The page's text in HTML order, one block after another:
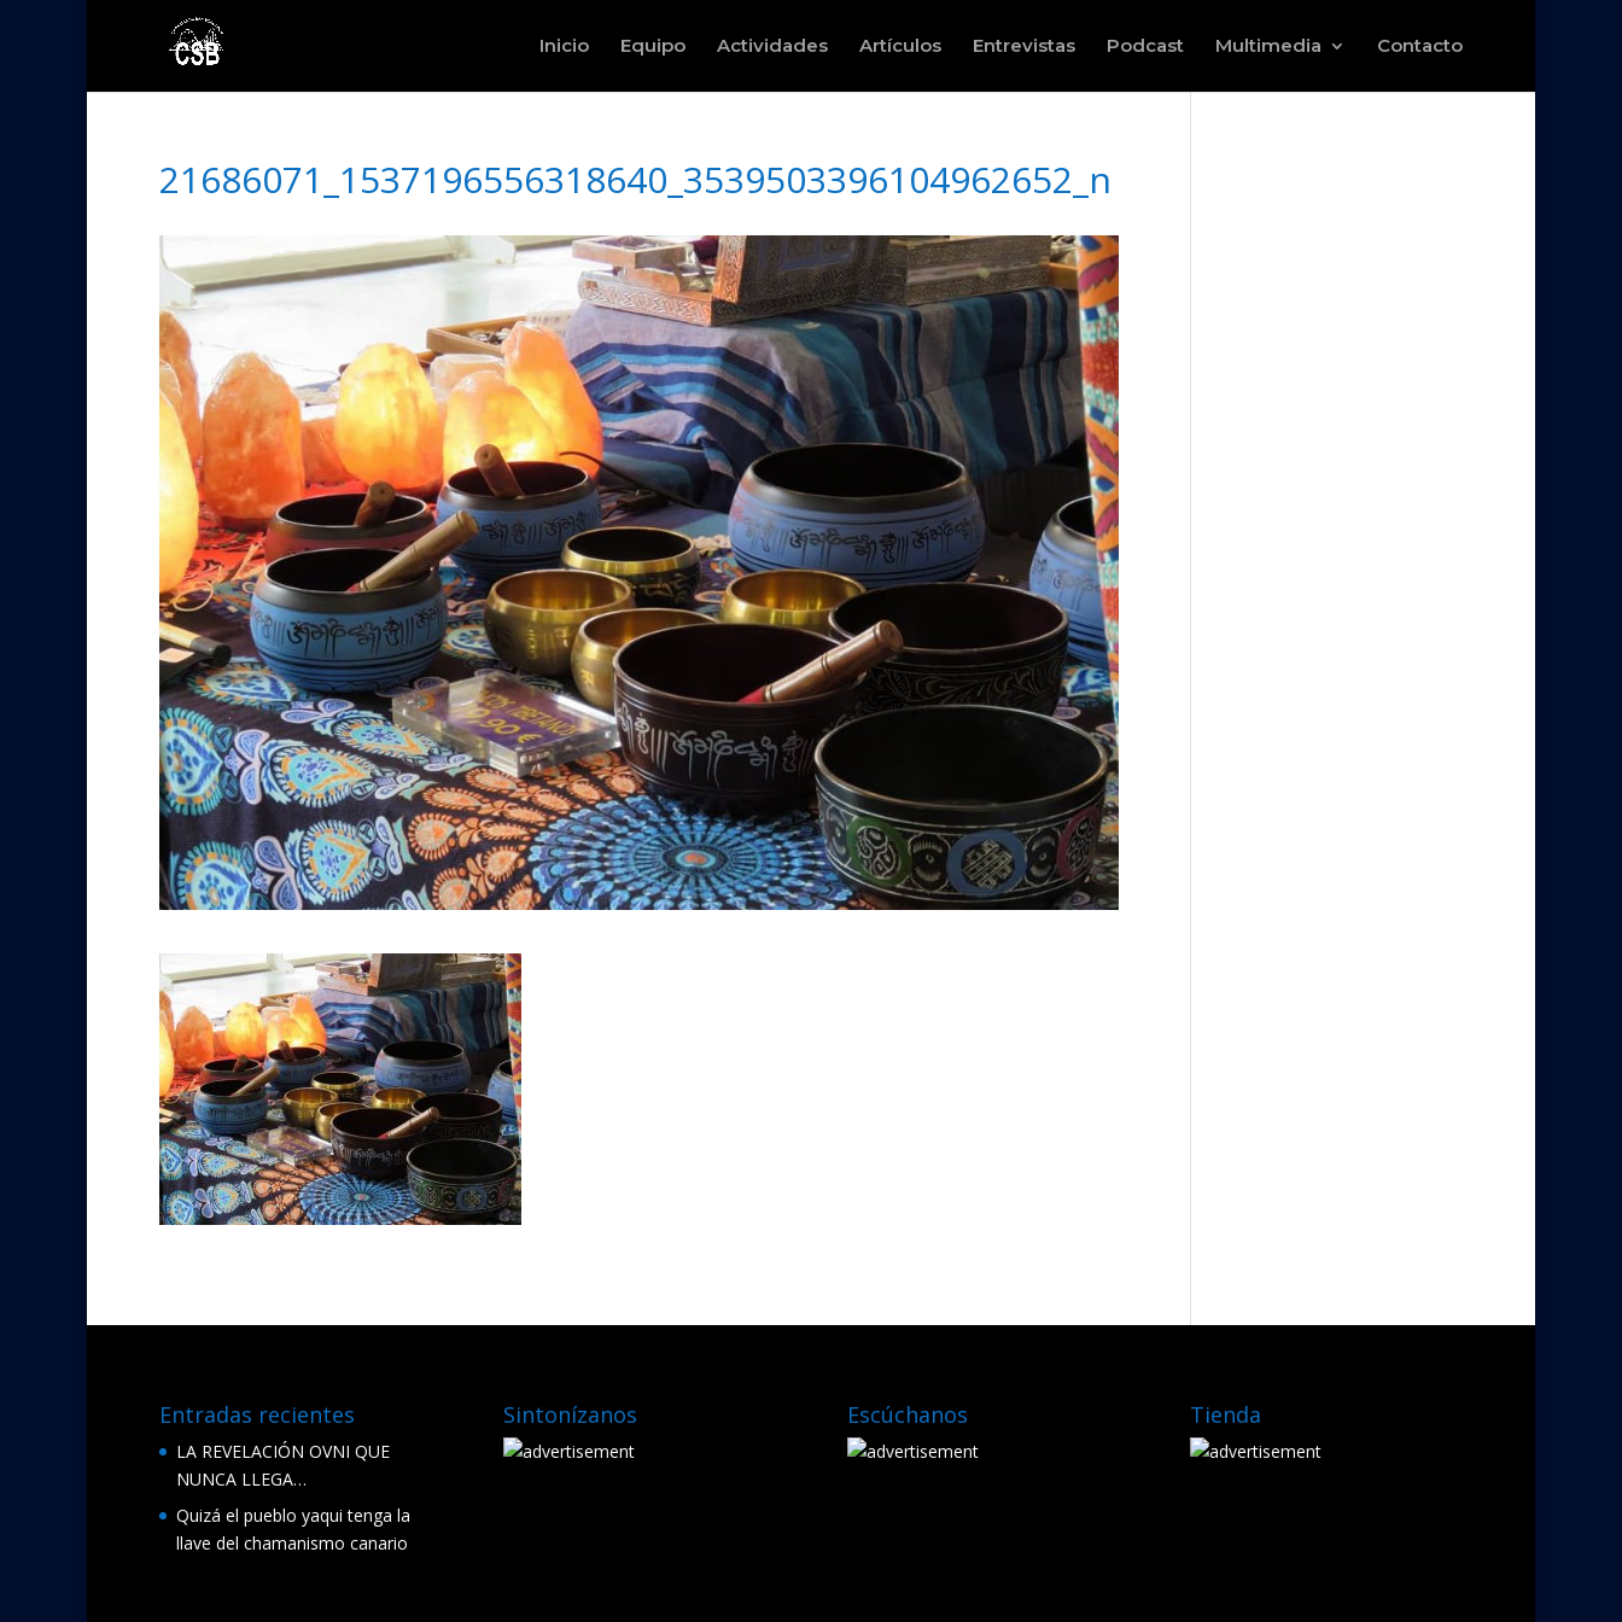
Inicio Equipo Actividades Artículos Entrevistas Podcast Multimedia Contacto
21686071_1537196556318640_3539503396104962652_n
Entradas recientes
LA REVELACIÓN OVNI QUE
NUNCA LLEGA…
Quizá el pueblo yaqui tenga la
llave del chamanismo canario
Sintonízanos Escúchanos Tienda